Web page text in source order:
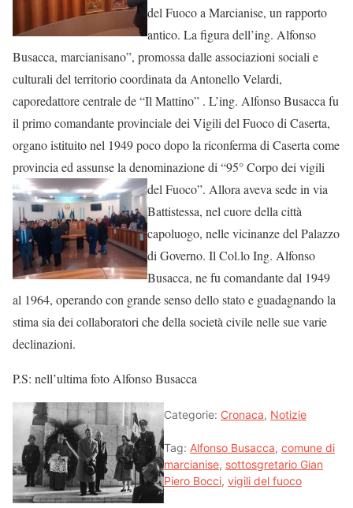
del Fuoco a Marcianise, un rapporto
antico. La figura dell’ing. Alfonso
Busacca, marcianisano”, promossa dalle associazioni sociali e
culturali del territorio coordinata da Antonello Velardi,
caporedattore centrale de “Il Mattino” . L’ing. Alfonso Busacca fu
il primo comandante provinciale dei Vigili del Fuoco di Caserta,
organo istituito nel 1949 poco dopo la riconferma di Caserta come
provincia ed assunse la denominazione di “95° Corpodei vigili
del Fuoco”. Allora aveva sede in via
Battistessa, nel cuore della città
capoluogo, nelle vicinanze del Palazzo
di Governo. Il Col.lo Ing. Alfonso
Busacca, ne fu comandante dal 1949
al 1964, operando con grande senso dello stato e guadagnando la
stima sia dei collaboratori che della società civile nelle sue varie
declinazioni.
P.S: nell’ultima foto Alfonso Busacca
Categorie: Cronaca, Notizie
Tag: Alfonso Busacca, comune di
marcianise, sottosgretario Gian
Piero Bocci, vigili del fuoco